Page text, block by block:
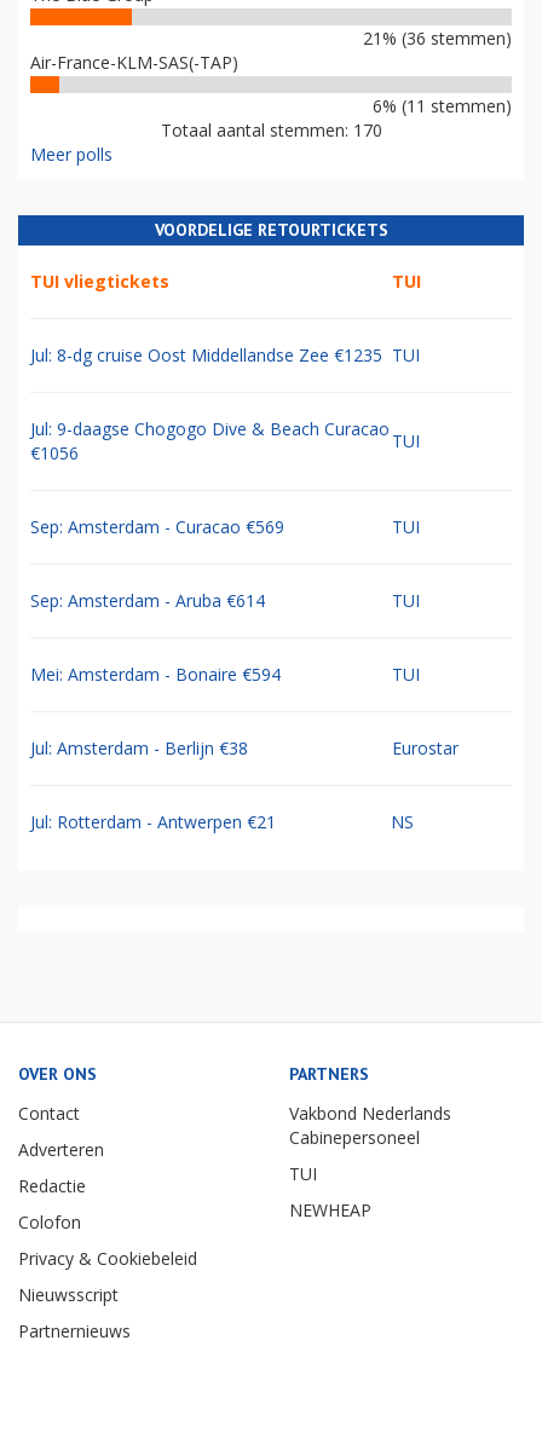
21% (36 stemmen)
Air-France-KLM-SAS(-TAP)
6% (11 stemmen)
Totaal aantal stemmen: 170
Meer polls
VOORDELIGE RETOURTICKETS
TUI vliegtickets TUI
Jul: 8-dg cruise Oost Middellandse Zee €1235 TUI
Jul: 9-daagse Chogogo Dive & Beach Curacao
€1056
TUI
Sep: Amsterdam - Curacao €569 TUI
Sep: Amsterdam - Aruba €614 TUI
Mei: Amsterdam - Bonaire €594 TUI
Jul: Amsterdam - Berlijn €38 Eurostar
Jul: Rotterdam - Antwerpen €21 NS
OVER ONS
Contact
Adverteren
Redactie
Colofon
Privacy & Cookiebeleid
Nieuwsscript
Partnernieuws
PARTNERS
Vakbond Nederlands
Cabinepersoneel
TUI
NEWHEAP